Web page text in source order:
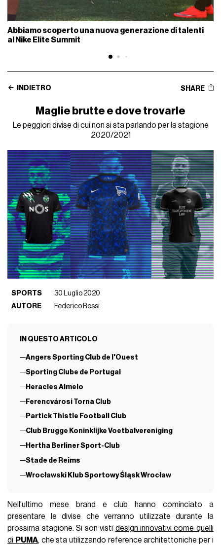
Abbiamo scoperto una nuova generazione di talenti
al Nike Elite Summit
INDIETRO SHARE
Maglie brutte e dove trovarle
Le peggiori divise di cui non si sta parlando per la stagione
2020/2021
SPORTS
30 Luglio 2020
AUTORE
Federico Rossi
IN QUESTO ARTICOLO
Angers Sporting Club de l'Ouest
Sporting Clube de Portugal
Heracles Almelo
Ferencvárosi Torna Club
Partick Thistle Football Club
Club Brugge Koninklijke Voetbalvereniging
Hertha Berliner Sport-Club
Stade de Reims
Wrocławski Klub Sportowy Śląsk Wrocław
Nell'ultimo mese brand e club hanno cominciato a
presentare le divise che verranno utilizzate durante la
prossima stagione. Si son visti design innovativi come quelli
di PUMA, che sta utilizzando reference architettoniche per i